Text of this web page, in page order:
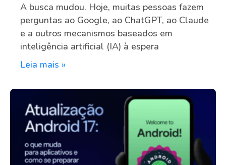
A busca mudou. Hoje, muitas pessoas fazem
perguntas ao Google, ao ChatGPT, ao Claude
e a outros mecanismos baseados em
inteligência artificial (IA) à espera
Leia mais »